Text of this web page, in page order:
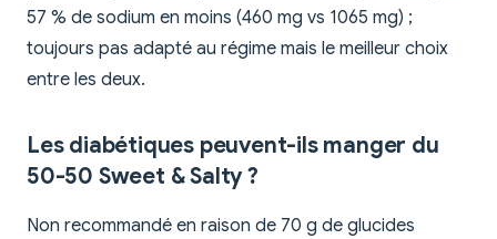
57 % de sodium en moins (460 mg vs 1065 mg) ;
toujours pas adapté au régime mais le meilleur choix
entre les deux.
Les diabétiques peuvent-ils manger du
50-50 Sweet & Salty ?
Non recommandé en raison de 70 g de glucides